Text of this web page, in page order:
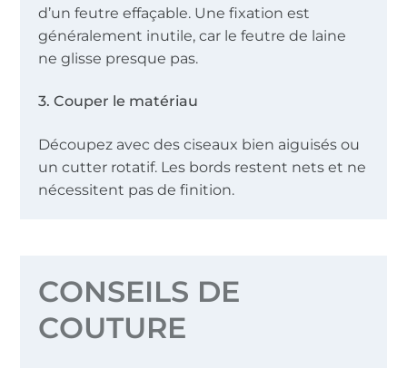
d’un feutre effaçable. Une fixation est
généralement inutile, car le feutre de laine
ne glisse presque pas.
3. Couper le matériau
Découpez avec des ciseaux bien aiguisés ou
un cutter rotatif. Les bords restent nets et ne
nécessitent pas de finition.
CONSEILS DE
COUTURE